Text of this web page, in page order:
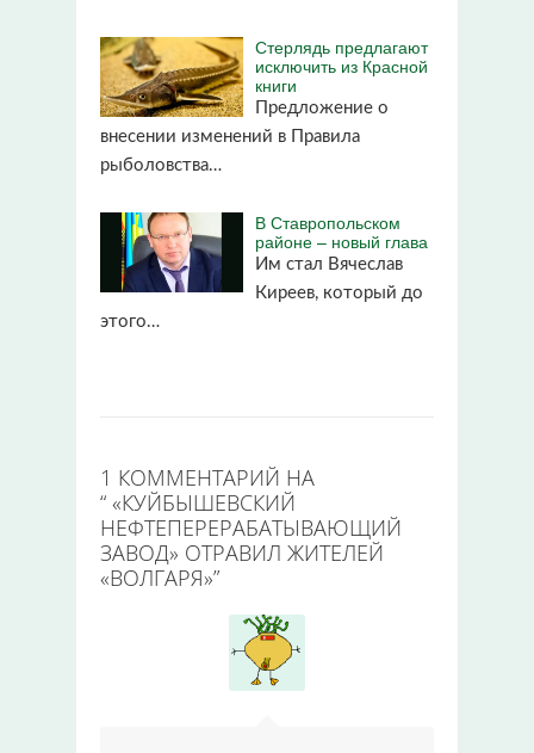
Стерлядь предлагают
исключить из Красной
книги
Предложение о
внесении изменений в Правила
рыболовства…
В Ставропольском
районе – новый глава
Им стал Вячеслав
Киреев, который до
этого…
1 КОММЕНТАРИЙ НА
“ «КУЙБЫШЕВСКИЙ
НЕФТЕПЕРЕРАБАТЫВАЮЩИЙ
ЗАВОД» ОТРАВИЛ ЖИТЕЛЕЙ
«ВОЛГАРЯ»”